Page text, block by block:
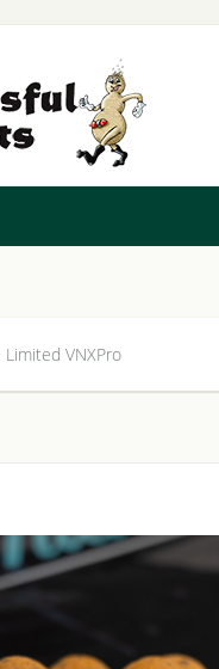
Limited VNXPro